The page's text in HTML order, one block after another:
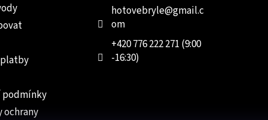
podmínky
ochrany
hotovebryle@gmail.c
om
+420 776 222 271 (9:00
-16:30)